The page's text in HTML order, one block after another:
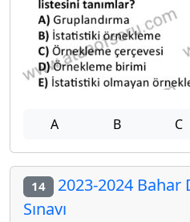
A B C
14 2023-2024 Bahar
Sınavı